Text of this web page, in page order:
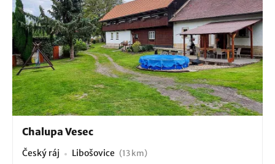
Chalupa Vesec
Český ráj Libošovice (13 km)